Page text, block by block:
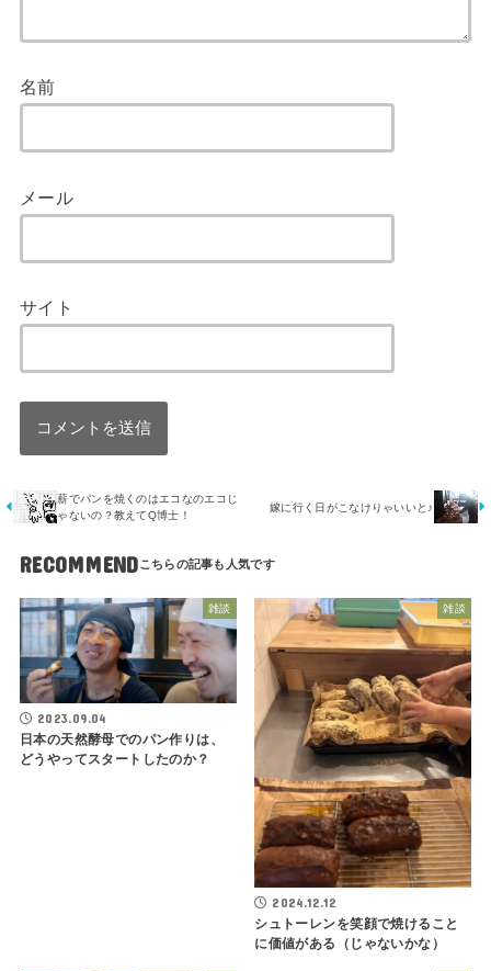
名前
メール
サイト
薪でパンを焼くのはエコなのエコじ
ゃないの？教えてQ博士！
嫁に行く日がこなけりゃいいと♪
RECOMMEND
雑談
2023.09.04
日本の天然酵母でのパン作りは、
どうやってスタートしたのか？
雑談
2024.12.12
シュトーレンを笑顔で焼けること
に価値がある（じゃないかな）